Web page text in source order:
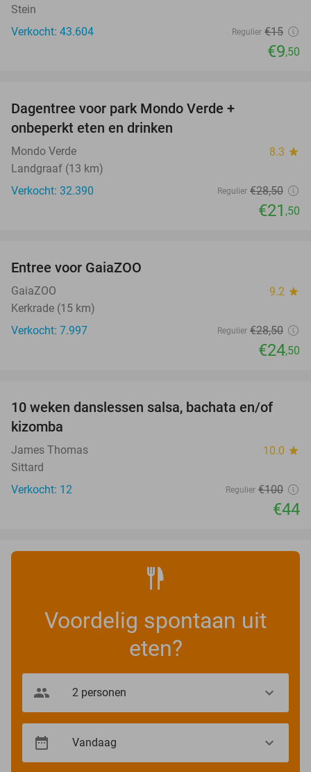
Stein
Verkocht: 43.604
Regulier €15
€9,50
Dagentree voor park Mondo Verde +
onbeperkt eten en drinken
Mondo Verde 8.3 star
Landgraaf (13 km)
Verkocht: 32.390
Regulier €28,50
€21 ,50
Entree voor GaiaZOO
GaiaZOO 9.2 star
Kerkrade (15 km)
Verkocht: 7.997
Regulier €28,50
€24,50
56%
10 weken danslessen salsa, bachata en/of
kizomba
James Thomas 10.0 star
Sittard
Verkocht: 12
Regulier €100
€44
Voordelig spontaan uit
eten?